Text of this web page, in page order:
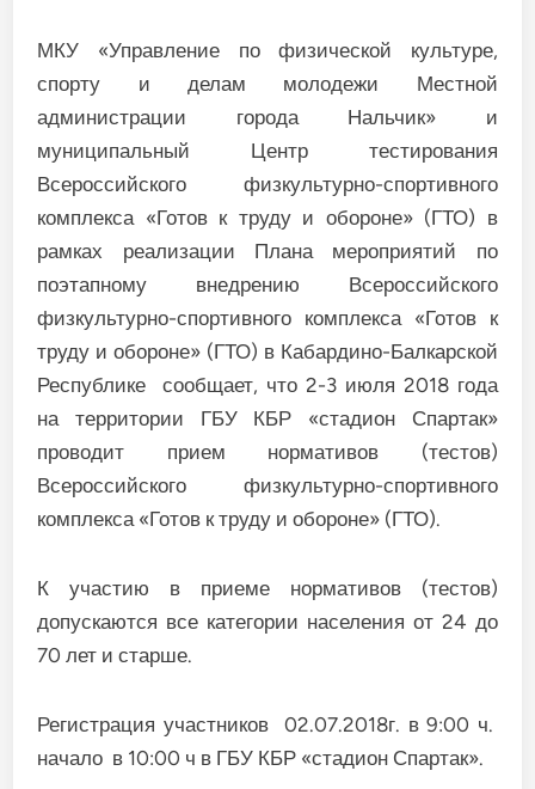
МКУ «Управление по физической культуре,
спорту и делам молодежи Местной
администрации города Нальчик» и
муниципальный Центр тестирования
Всероссийского физкультурно-спортивного
комплекса «Готов к труду и обороне» (ГТО) в
рамках реализации Плана мероприятий по
поэтапному внедрению Всероссийского
физкультурно-спортивного комплекса «Готов к
труду и обороне» (ГТО) в Кабардино-Балкарской
Республике сообщает, что 2-3 июля 2018 года
на территории ГБУ КБР «стадион Спартак»
проводит прием нормативов (тестов)
Всероссийского физкультурно-спортивного
комплекса «Готов к труду и обороне» (ГТО).
К участию в приеме нормативов (тестов)
допускаются все категории населения от 24 до
70 лет и старше.
Регистрация участников 02.07.2018г. в 9:00 ч.
начало в 10:00 ч в ГБУ КБР «стадион Спартак».